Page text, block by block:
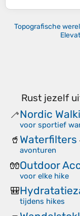
Topografische
Rust jezelf
🦯Nordic
voor sportief
🥤 Waterfilters
avonturen
🧤Outdoor
voor elke hike
🎒
tijdens hikes